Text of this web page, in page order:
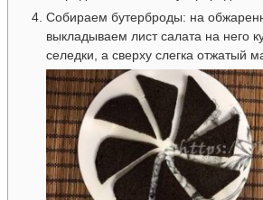
Собираем бутерброды: на
выкладываем лист салата на него
селедки, а сверху слегка отжатый